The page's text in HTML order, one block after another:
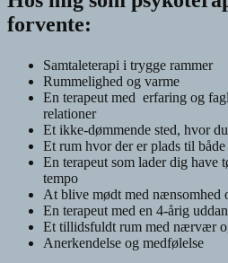
forvente:
Samtaleterapi i trygge rammer
Rummelighed og varme
En terapeut med erfaring og
relationer
Et ikke-dømmende sted, hvor
Et rum hvor der er plads til
En terapeut som lader dig have
tempo
At blive mødt med nænsomhed
En terapeut med en 4-årig
Et tillidsfuldt rum med nærvær
Anerkendelse og medfølelse